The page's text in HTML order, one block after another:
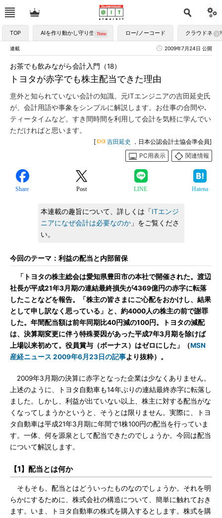
TOP AIを作り動かし守り生かす ロー/ノーコード クラウドネイ
連載 2009年7月24日 公開
トヨタが赤字でも株主配当できた理由
お茶でも飲みながら会計入門（18）
意外と知られていない会計の知識。元ITエンジニアの吉田延史氏
が、会計用語や事象をシンプルに解説します。お仕事の合間や､
ティータイムなど。すき間時間を利用して会計を気軽に学んでい
ただければと思います。
[ 吉田延史
，日本公認会計士協会準会員]
PC用表示
関連情報
Share Post LINE Hatena
本連載の趣旨について、詳しくは「ITエンジ
ニアになぜ会計は必要なのか」をご覧くださ
い。
今回のテーマ：利益の配当と内部留保
「トヨタの株主総会は愛知県豊田市の本社で開催された。渡辺
社長が平成21年3月期の連結最終損失が4369億円の赤字に転落
したことなどを報告。「株主の皆さまにご心配をおかけし、結果
として申し訳なく思っている」と、約4000人の株主の前で謝罪
した。年間配当額は前年同期比40円減の100円。トヨタの減配
は、決算期変更に伴う特殊要因があった平成7年3月期を除けば
上場以来初めて。役員賞与（ボーナス）はゼロにした」（MSN
産経ニュース 2009年6月23日の記事より抜粋）。
2009年3月期の決算に赤字となった企業は少なくありません。
上述のように、トヨタ自動車も14年ぶりの連結最終赤字に転落し
ました。しかし、利益が出ていない以上、株主に対する配当がな
くなってしまうかというと、そうとは限りません。実際に、トヨ
タ自動車は平成21年3月期に年間で1株100円の配当を行っていま
す。一体、何を源泉として配当できたのでしょうか。今回は配当
について解説します。
【1】配当とは何か
そもそも、配当とはどういったものなのでしょうか。それを明
らかにするために、株式会社の構造について、簡単に触れておき
ます。いま、トヨタ自動車の株式を購入するとします。株式を購